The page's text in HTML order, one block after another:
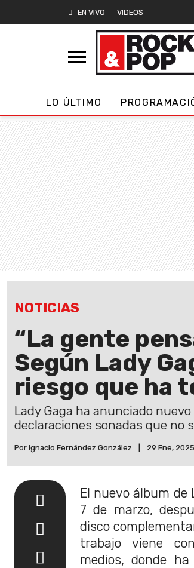
EN VIVO VIDEOS
LO ÚLTIMO
NOTICIAS
“La gente
Según Lady
riesgo que ha
Lady Gaga ha anunciado
declaraciones sonadas que no
Por Ignacio Fernández González 29 Ene,
El nuevo álbum de
7 de marzo,
disco
trabajo viene
medios, donde ha